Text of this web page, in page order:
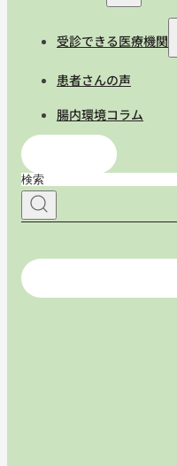
受診できる医療機関
患者さんの声
腸内環境コラム